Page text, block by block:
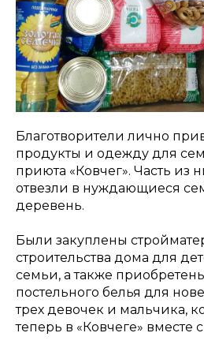
Благотворители лично
продукты и одежду для
приюта «Ковчег». Часть из
отвезли в нуждающиеся
деревень.
Были закуплены
строительства дома для
семьи, а также
постельного белья для
трех девочек и мальчика,
теперь в «Ковчеге» вместе